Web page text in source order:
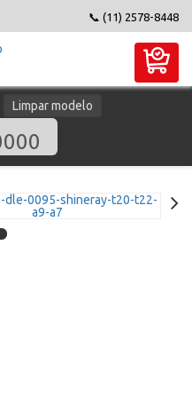
📞 (11) 2578-8448
Limpar modelo